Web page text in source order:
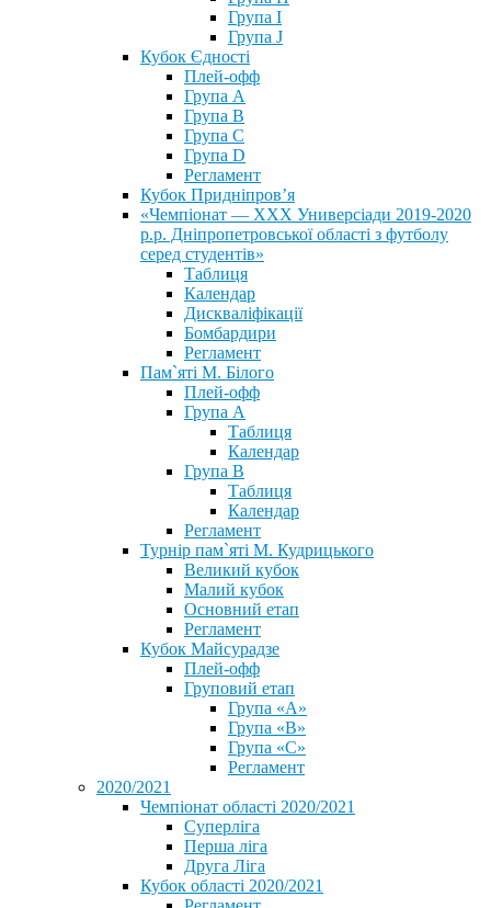
Група I
Група J
Кубок Єдності
Плей-офф
Група А
Група В
Група С
Група D
Регламент
Кубок Придніпров’я
«Чемпіонат — ХХХ Универсіади 2019-2020
р.р. Дніпропетровської області з футболу
серед студентів»
Таблиця
Календар
Дискваліфікації
Бомбардири
Регламент
Пам`яті М. Білого
Плей-офф
Група А
Таблиця
Календар
Група В
Таблиця
Календар
Регламент
Турнір пам`яті М. Кудрицького
Великий кубок
Малий кубок
Основний етап
Регламент
Кубок Майсурадзе
Плей-офф
Груповий етап
Група «А»
Група «B»
Група «C»
Регламент
2020/2021
Чемпіонат області 2020/2021
Суперліга
Перша ліга
Друга Ліга
Кубок області 2020/2021